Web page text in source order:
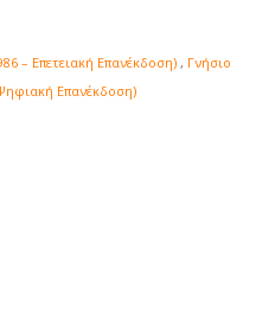
– Επετειακή Επανέκδοση) , Γνήσιο
Επανέκδοση)